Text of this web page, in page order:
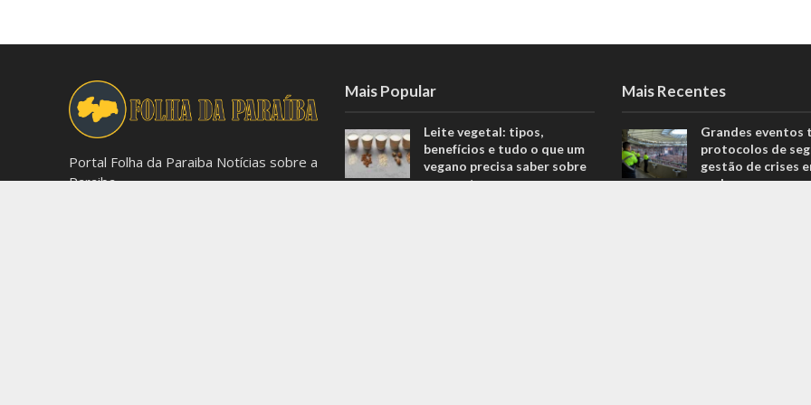
Portal Folha da Paraiba Notícias sobre a
Paraiba
Mais Popular
Leite vegetal: tipos,
benefícios e tudo o que um
vegano precisa saber sobre
o assunto
Mais Recentes
Grandes eventos
protocolos de
gestão de crises
real